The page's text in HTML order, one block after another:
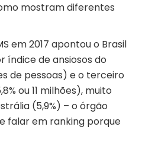
mostram diferentes
em 2017 apontou o Brasil
índice de ansiosos do
de pessoas) e o terceiro
ou 11 milhões), muito
(5,9%) – o órgão
falar em ranking porque